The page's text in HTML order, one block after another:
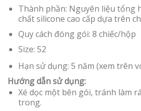
Thành phần: Nguyên liệu tổng
chất silicone cao cấp dựa trên
Quy cách đóng gói: 8 chiếc/hộp
Size: 52
Hạn sử dụng: 5 năm (xem trên
Hướng dẫn sử dụng:
Xé dọc một bên gói, tránh làm
trong.